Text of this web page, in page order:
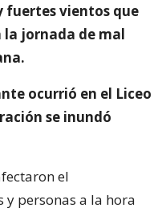
fuertes vientos que
jornada de mal
ocurrió en el Liceo
se inundó
el
personas a la hora